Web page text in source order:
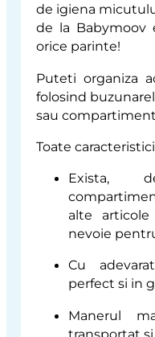
de igiena
de la Babymoov
orice parinte!
Puteti organiza
folosind
sau
Toate
Exista,
alte
nevoie
Cu
perfect si in
Manerul
transportat